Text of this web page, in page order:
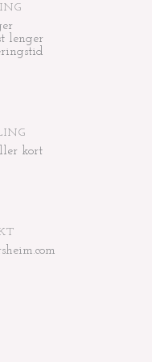
lenger
kort